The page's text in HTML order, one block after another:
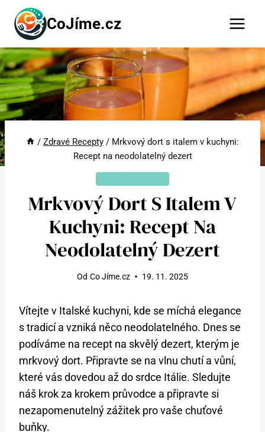
Přeskočit
obsah
CoJíme.cz
/ Zdravé Recepty / Mrkvový dort s italem v kuchyni:
Recept na neodolatelný dezert
Mrkvový Dort S Italem V
Kuchyni: Recept Na
Neodolatelný Dezert
Od Co Jíme.cz 19. 11. 2025
Vítejte v Italské kuchyni, kde​ se míchá elegance
s tradicí a⁤ vzniká něco neodolatelného. ⁤Dnes se
podíváme na‍ recept⁣ na skvělý dezert, kterým ⁣je
mrkvový⁤ dort. Připravte‍ se na vlnu chutí a vůní,
které vás dovedou⁣ až do srdce‍ Itálie. Sledujte
náš⁢ krok‌ za krokem⁣ průvodce a​ připravte ⁢si
nezapomenutelný ⁤zážitek pro vaše chuťové
buňky.